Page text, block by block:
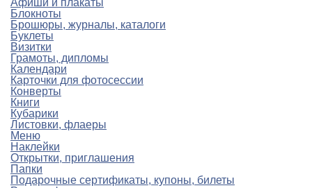
Афиши и плакаты
Блокноты
Брошюры, журналы, каталоги
Буклеты
Визитки
Грамоты, дипломы
Календари
Карточки для фотосессии
Конверты
Книги
Кубарики
Листовки, флаеры
Меню
Наклейки
Открытки, приглашения
Папки
Подарочные сертификаты, купоны, билеты